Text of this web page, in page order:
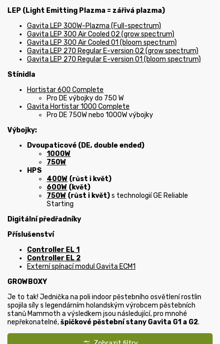
LEP (Light Emitting Plazma = zářivá plazma)
Gavita LEP 300W-Plazma (Full-spectrum)
Gavita LEP 300 Air Cooled 02 (grow spectrum)
Gavita LEP 300 Air Cooled 01 (bloom spectrum)
Gavita LEP 270 Regular E-version 02 (grow spectrum)
Gavita LEP 270 Regular E-version 01 (bloom spectrum)
Stínidla
Hortistar 600 Complete
Pro DE výbojky do 750 W
Gavita Hortistar 1000 Complete
Pro DE 750W nebo 1000W výbojky
Výbojky:
Dvoupaticové (DE, double ended)
1000W
750W
HPS
400W (růst i květ)
600W (květ)
750W (růst i květ)s technologií GE Reliable
Starting
Digitální předřadníky
Příslušenství
Controller EL 1
Controller EL 2
Externí spínací modul Gavita ECM1
GROWBOXY
Je to tak! Jednička na poli indoor pěstebního osvětlení rostlin
spojila síly s legendárním holandským výrobcem pěstebních
stanů Mammoth a výsledkem jsou následující, pro mnohé
nepřekonatelné,špičkové pěstební stany Gavita G1 a G2.